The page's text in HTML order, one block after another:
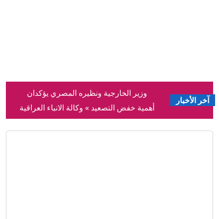
آخر الأخبار
أهمية خفض التصعيد » وكالة الانباء العراقية
(واع)
اعتقال محمد الهجف المقرب من أبو مازن